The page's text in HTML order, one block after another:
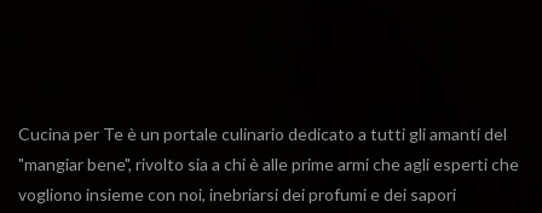
Cucina per Te è un portale culinario dedicato a tutti gli amanti del
"mangiar bene", rivolto sia a chi è alle prime armi che agli esperti che
vogliono insieme con noi, inebriarsi dei profumi e dei sapori